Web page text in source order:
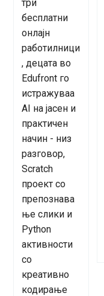
три
бесплатни
онлајн
работилници
, децата во
Edufront го
истражуваа
AI на јасен и
практичен
начин - низ
разговор,
Scratch
проект со
препознава
ње слики и
Python
активности
со
креативно
кодирање